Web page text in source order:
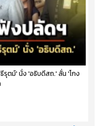
รุตม์' นั่ง 'อธิบดีสถ.' ลั่น 'โกง